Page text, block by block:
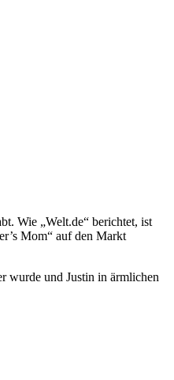
Wie „Welt.de“ berichtet, ist
Mom“ auf den Markt
wurde und Justin in ärmlichen